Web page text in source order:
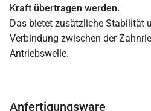
Kraft übertragen werden.
Das bietet zusätzliche Stabilität
Verbindung zwischen der
Antriebswelle.
Anfertigungsware